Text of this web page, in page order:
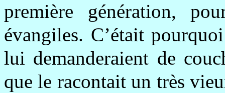
première génération,
évangiles. C’était
lui demanderaient de
que le racontait un très